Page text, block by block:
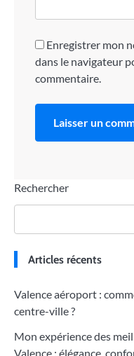
Enregistrer mon
dans le navigateur
commentaire.
Rechercher
Articles récents
Valence aéroport :
centre-ville ?
Mon expérience des
Valence : élégance,